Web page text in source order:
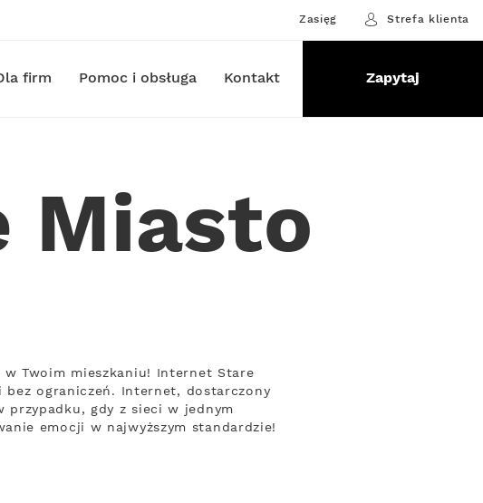
Zasięg Strefa klienta
firm Pomoc i obsługa Kontakt Zapytaj
Miasto
Twoim mieszkaniu! Internet Stare
bez ograniczeń. Internet, dostarczony
przypadku, gdy z sieci w jednym
emocji w najwyższym standardzie!